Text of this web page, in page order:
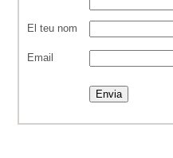
El teu nom
Email